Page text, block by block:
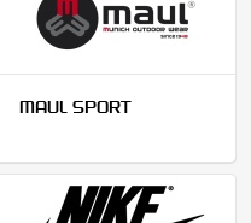
MAUL SPORT